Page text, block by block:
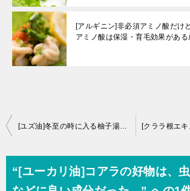
[アルギニン]非必須アミノ酸だけ
アミノ酸は保湿・育毛効果がある
投
ビ
[ユズ油]冬至の時に入る柚子湯で使うユズは、頭皮環境改善成分だった。
“[ユーカリ油]コアラの好物は、